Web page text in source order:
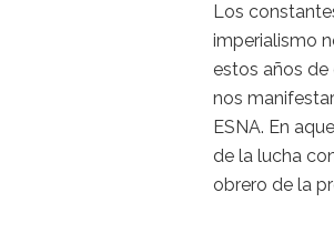
Los
imperialismo
estos años
nos
ESNA. En
de la lucha
obrero de la